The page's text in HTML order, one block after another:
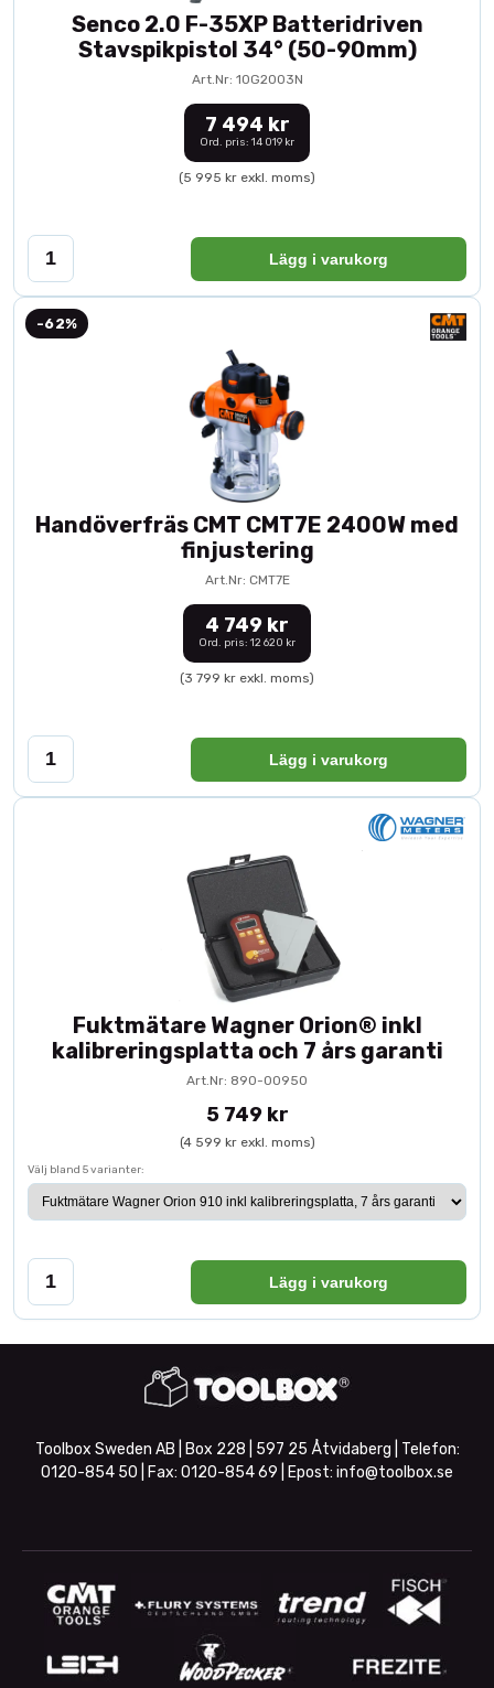
Senco 2.0 F-35XP Batteridriven
Stavspikpistol 34° (50-90mm)
Art.Nr: 10G2003N
7 494 kr
Ord. pris: 14 019 kr
(5 995 kr exkl. moms)
Lägg i varukorg
-62%
Handöverfräs CMT CMT7E 2400W med
finjustering
Art.Nr: CMT7E
4 749 kr
Ord. pris: 12 620 kr
(3 799 kr exkl. moms)
Lägg i varukorg
Fuktmätare Wagner Orion® inkl
kalibreringsplatta och 7 års garanti
Art.Nr: 890-00950
5 749 kr
(4 599 kr exkl. moms)
Välj bland 5 varianter:
Lägg i varukorg
Toolbox Sweden AB | Box 228 | 597 25 Åtvidaberg | Telefon:
0120-854 50 | Fax: 0120-854 69 | Epost: info@toolbox.se